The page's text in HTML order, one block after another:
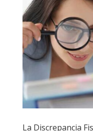
La Discrepancia